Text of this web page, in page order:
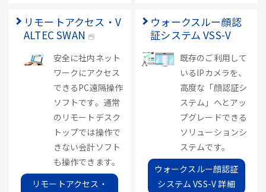
リモートアクセス・V
ALTEC SWAN
安全に社内ネット
ワークにアクセス
できるPC遠隔操作
ソフトです。通常
のリモートデスク
トップでは操作で
きない会計ソフト
も操作できます。
リモートアクセス・
ウォークスルー顔認
証システム VSS-V
既存のご利用して
いるIPカメラを、
高度な「顔認証シ
ステム」へとアッ
プグレードできる
ソリューションシ
ステムです。
ウォークスルー顔認証
システム VSS-V 詳細